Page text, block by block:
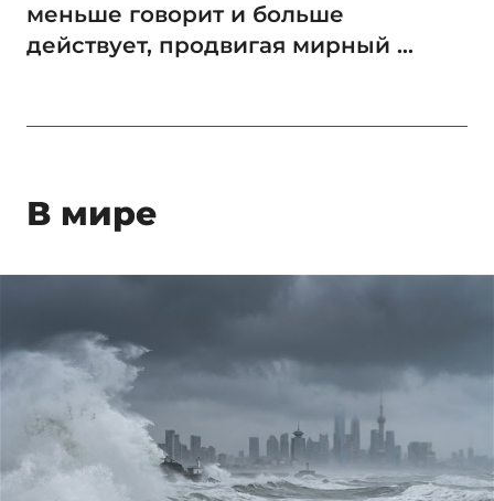
меньше говорит и больше
действует, продвигая мирный ...
В мире